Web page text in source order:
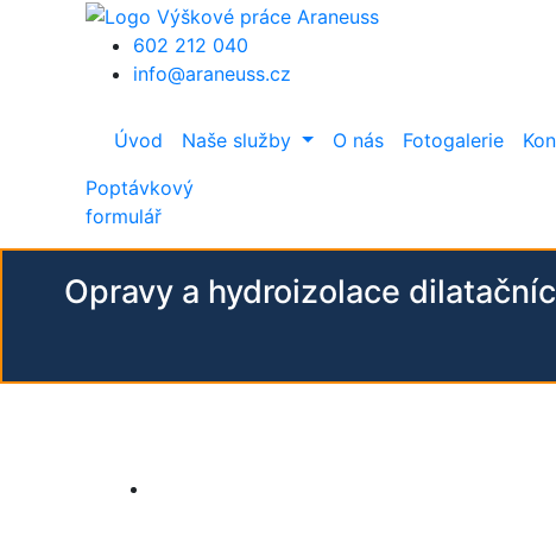
Přejít k hlavnímu obsahu
602 212 040
info@araneuss.cz
Úvod Naše služby O nás Fotogalerie
Poptávkový
formulář
Opravy a hydroizolace